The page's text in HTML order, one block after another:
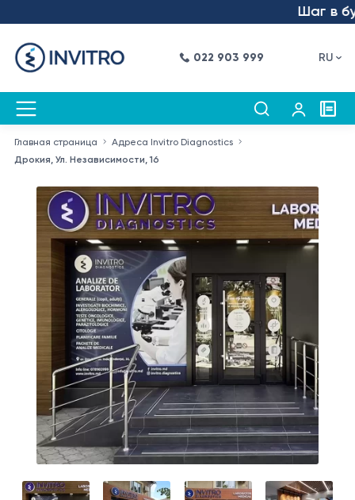
Шаг в
022 903 999 RU
Главная страница
Адреса Invitro Diagnostics
Дрокия, Ул. Независимости, 16